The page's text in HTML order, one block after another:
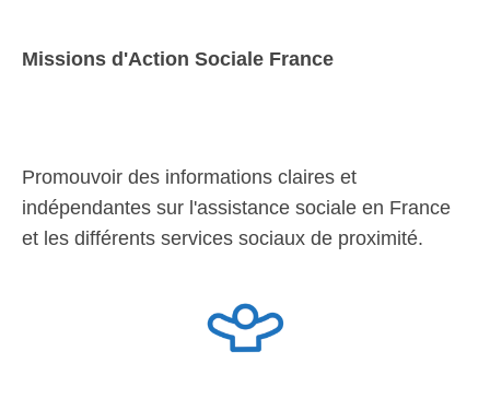
Missions d'Action Sociale France
Promouvoir des informations claires et
indépendantes sur l'assistance sociale en France
et les différents services sociaux de proximité.